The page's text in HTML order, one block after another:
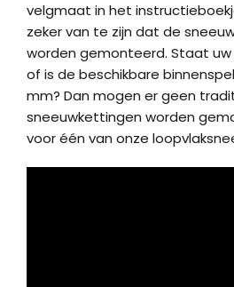
velgmaat in het
zeker van te zijn dat de
worden gemonteerd. Staat
of is de beschikbare
mm? Dan mogen er geen
sneeuwkettingen worden
voor één van onze